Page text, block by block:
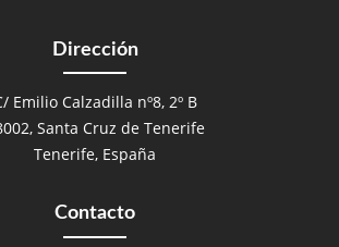
Dirección
Emilio Calzadilla nº8, 2º B
Santa Cruz de Tenerife
Tenerife, España
Contacto